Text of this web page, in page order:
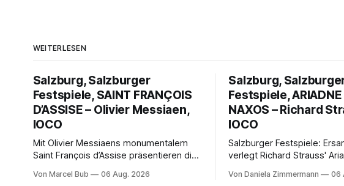
WEITERLESEN
Salzburg, Salzburger
Festspiele, SAINT FRANÇOIS
D’ASSISE – Olivier Messiaen,
IOCO
Mit Olivier Messiaens monumentalem
Saint François d’Assise präsentieren die
außergewöhnlichen Opernabend.
Von Marcel Bub 06 Aug. 2026
Salzburg,
Festspiele, ARIADNE
NAXOS – Richard
IOCO
Salzburger Festspiele:
verlegt Richard Strauss'
Science-Fiction mit
Von Daniela Zimmermann 06